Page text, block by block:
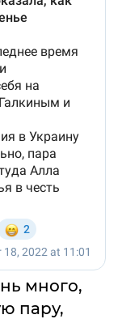
много,
пару,